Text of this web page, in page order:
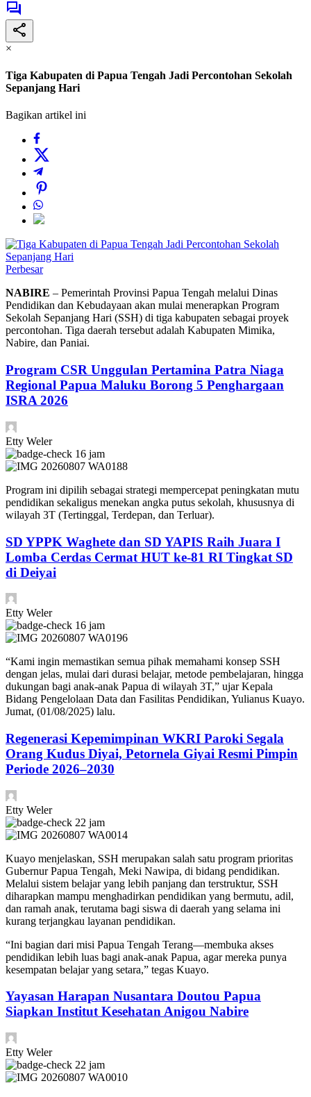
×
Tiga Kabupaten di Papua Tengah Jadi Percontohan Sekolah
Sepanjang Hari
Bagikan artikel ini
Perbesar
NABIRE – Pemerintah Provinsi Papua Tengah melalui Dinas
Pendidikan dan Kebudayaan akan mulai menerapkan Program
Sekolah Sepanjang Hari (SSH) di tiga kabupaten sebagai proyek
percontohan. Tiga daerah tersebut adalah Kabupaten Mimika,
Nabire, dan Paniai.
Program CSR Unggulan Pertamina Patra Niaga
Regional Papua Maluku Borong 5 Penghargaan
ISRA 2026
Etty Weler
16 jam
Program ini dipilih sebagai strategi mempercepat peningkatan mutu
pendidikan sekaligus menekan angka putus sekolah, khususnya di
wilayah 3T (Tertinggal, Terdepan, dan Terluar).
SD YPPK Waghete dan SD YAPIS Raih Juara I
Lomba Cerdas Cermat HUT ke-81 RI Tingkat SD
di Deiyai
Etty Weler
16 jam
“Kami ingin memastikan semua pihak memahami konsep SSH
dengan jelas, mulai dari durasi belajar, metode pembelajaran, hingga
dukungan bagi anak-anak Papua di wilayah 3T,” ujar Kepala
Bidang Pengelolaan Data dan Fasilitas Pendidikan, Yulianus Kuayo.
Jumat, (01/08/2025) lalu.
Regenerasi Kepemimpinan WKRI Paroki Segala
Orang Kudus Diyai, Petornela Giyai Resmi Pimpin
Periode 2026–2030
Etty Weler
22 jam
Kuayo menjelaskan, SSH merupakan salah satu program prioritas
Gubernur Papua Tengah, Meki Nawipa, di bidang pendidikan.
Melalui sistem belajar yang lebih panjang dan terstruktur, SSH
diharapkan mampu menghadirkan pendidikan yang bermutu, adil,
dan ramah anak, terutama bagi siswa di daerah yang selama ini
kurang terjangkau layanan pendidikan.
“Ini bagian dari misi Papua Tengah Terang—membuka akses
pendidikan lebih luas bagi anak-anak Papua, agar mereka punya
kesempatan belajar yang setara,” tegas Kuayo.
Yayasan Harapan Nusantara Doutou Papua
Siapkan Institut Kesehatan Anigou Nabire
Etty Weler
22 jam